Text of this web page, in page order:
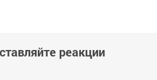
реакции